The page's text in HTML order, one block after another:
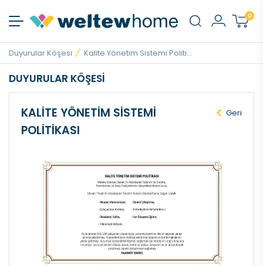
0
Duyurular Köşesi Kalite Yönetim Sistemi Politi...
DUYURULAR KÖŞESI
KALITE YÖNETIM SISTEMI
POLITIKASI
Geri